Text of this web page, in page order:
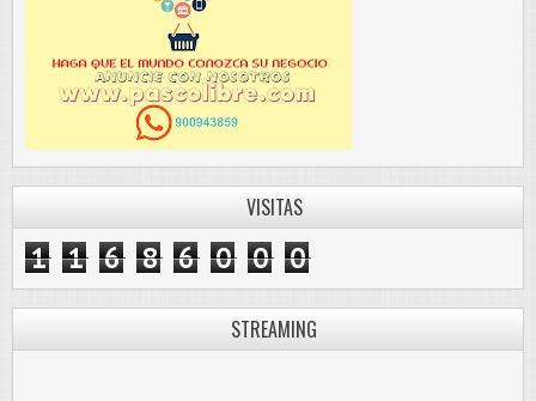
VISITAS
1 1 6 8 6 0 0 0
STREAMING